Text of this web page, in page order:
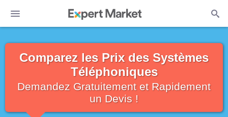
Comparez les Prix des Systèmes
Téléphoniques
Demandez Gratuitement et Rapidement
un Devis !